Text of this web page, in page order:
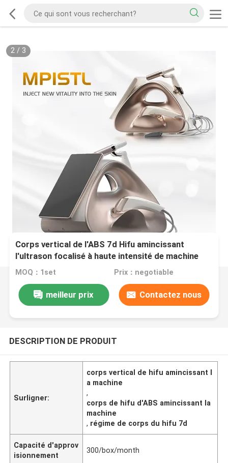
2/ 3
Corps vertical de l'ABS 7d Hifu amincissant
l'ultrason focalisé à haute intensité de machine
MOQ：1set Prix：negotiable
meilleur prix Contactez nous
DESCRIPTION DE PRODUIT
Surligner:
corps vertical de hifu amincissant l
a machine
,
corps de hifu d'ABS amincissant la
machine
, régime de corps du hifu 7d
Capacité d'approv
isionnement
300/box/month